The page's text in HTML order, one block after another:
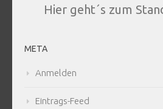
Hier geht´s zum
META
Anmelden
Eintrags-Feed